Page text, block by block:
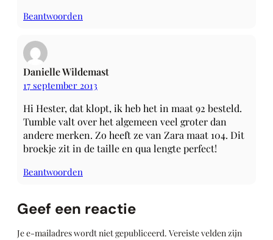
Beantwoorden
Danielle Wildemast
17 september 2013
Hi Hester, dat klopt, ik heb het in maat 92 besteld.
Tumble valt over het algemeen veel groter dan
andere merken. Zo heeft ze van Zara maat 104. Dit
broekje zit in de taille en qua lengte perfect!
Beantwoorden
Geef een reactie
Je e-mailadres wordt niet gepubliceerd. Vereiste velden zijn